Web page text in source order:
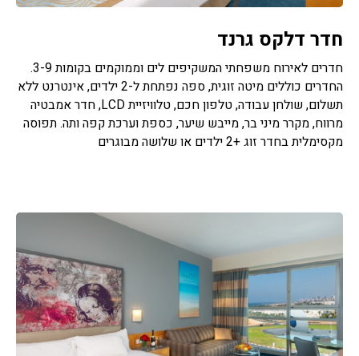
חדר דלקס גרנד
חדרים לאירוח משפחתי המשקיפים לים וממוקמים בקומות 3-9.
החדרים כוללים מיטה זוגית, ספה נפתחת ל-2 ילדים, אינטרנט ללא
תשלום, שולחן עבודה, טלפון חכם, טלוויזיית LCD, חדר אמבטיה
מרווח, מקרר מיני בר, מייבש שיער, כספת וערכת קפה ותה. תפוסה
מקסימלית בחדר זוג +2 ילדים או שלושה מבוגרים